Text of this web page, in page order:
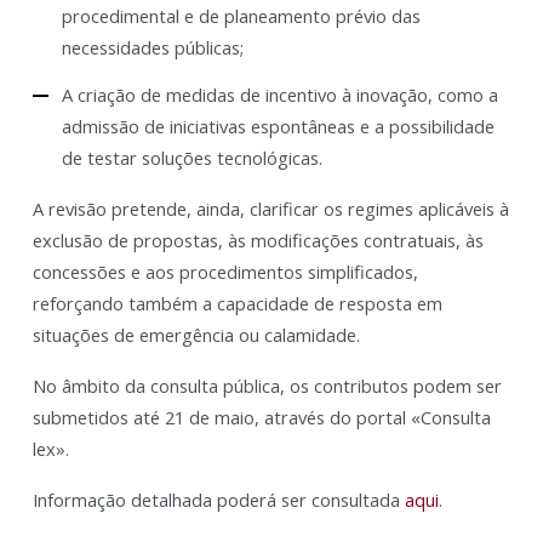
procedimental e de planeamento prévio das
necessidades públicas;
A criação de medidas de incentivo à inovação, como a
admissão de iniciativas espontâneas e a possibilidade
de testar soluções tecnológicas.
A revisão pretende, ainda, clarificar os regimes aplicáveis à
exclusão de propostas, às modificações contratuais, às
concessões e aos procedimentos simplificados,
reforçando também a capacidade de resposta em
situações de emergência ou calamidade.
No âmbito da consulta pública, os contributos podem ser
submetidos até 21 de maio, através do portal «Consulta
lex».
Informação detalhada poderá ser consultada aqui.